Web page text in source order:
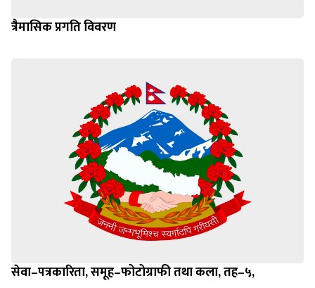
त्रैमासिक प्रगति विवरण
सेवा–पत्रकारिता, समूह–फोटोग्राफी तथा कला, तह–५,